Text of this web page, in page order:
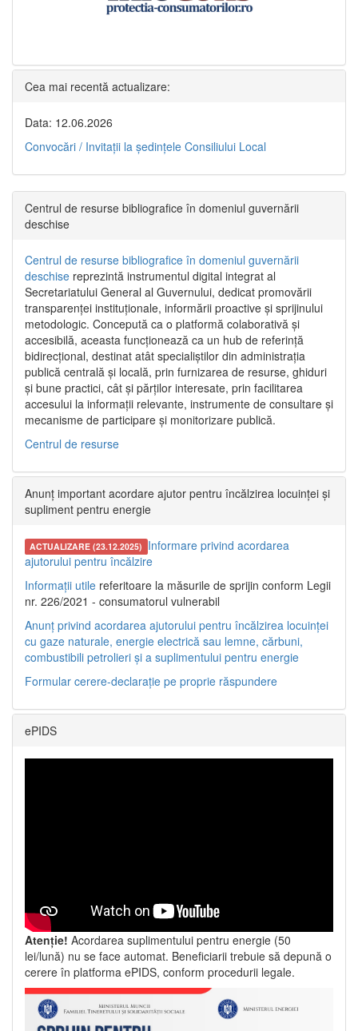
Cea mai recentă actualizare:
Data: 12.06.2026
Convocări / Invitaţii la şedinţele Consiliului Local
Centrul de resurse bibliografice în domeniul guvernării
deschise
Centrul de resurse bibliografice în domeniul guvernării
deschise reprezintă instrumentul digital integrat al
Secretariatului General al Guvernului, dedicat promovării
transparenței instituționale, informării proactive și sprijinului
metodologic. Concepută ca o platformă colaborativă și
accesibilă, aceasta funcționează ca un hub de referință
bidirecțional, destinat atât specialiștilor din administrația
publică centrală și locală, prin furnizarea de resurse, ghiduri
și bune practici, cât și părților interesate, prin facilitarea
accesului la informații relevante, instrumente de consultare și
mecanisme de participare și monitorizare publică.
Centrul de resurse
Anunț important acordare ajutor pentru încălzirea locuinței și
supliment pentru energie
ACTUALIZARE (23.12.2025) Informare privind acordarea
ajutorului pentru încălzire
Informații utile referitoare la măsurile de sprijin conform Legii
nr. 226/2021 - consumatorul vulnerabil
Anunț privind acordarea ajutorului pentru încălzirea locuinței
cu gaze naturale, energie electrică sau lemne, cărbuni,
combustibili petrolieri și a suplimentului pentru energie
Formular cerere-declarație pe proprie răspundere
ePIDS
Atenție! Acordarea suplimentului pentru energie (50
lei/lună) nu se face automat. Beneficiarii trebuie să depună o
cerere în platforma ePIDS, conform procedurii legale.